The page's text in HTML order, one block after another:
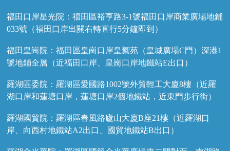
福田口岸星光院：福田區裕亨路3-1號福田口岸商業廣場地鋪
033號（福田口岸出關右轉直行5分鐘即到）
福田皇崗院：福田區皇崗口岸皇禦苑（皇城廣場C門）深港1
號地鋪全層（近福田口岸、皇崗口岸地鐵站E出口）
羅湖區委院：羅湖區愛國路1002號外貿輕工大廈8樓（近羅
湖口岸和蓮塘口岸，蓮塘口岸2個地鐵站，近東門步行街）
羅湖國貿院：羅湖區春風路廬山大廈B座21樓（近羅湖口
岸、向西村地鐵站A2出口、國貿地鐵站B出口）